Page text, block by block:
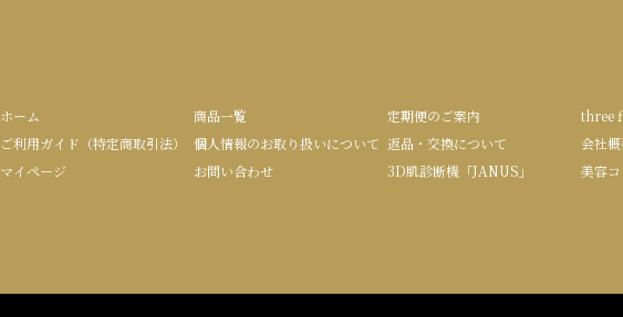
ホーム 商品一覧 定期便のご案内 three
ご利用ガイド（特定商取引法）
個人情報のお取り扱いについて 返品・交換について 会社
マイページ
お問い合わせ 3D肌診断機「JANUS」 美容